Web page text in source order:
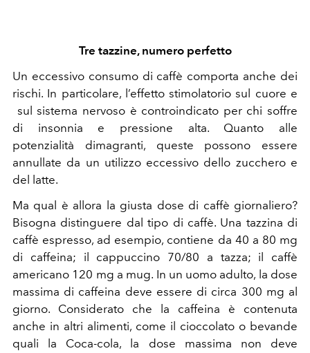
Tre tazzine, numero perfetto
Un eccessivo consumo di caffè comporta anche dei
rischi. In particolare, l’effetto stimolatorio sul cuore e
sul sistema nervoso è controindicato per chi soffre
di insonnia e pressione alta. Quanto alle
potenzialità dimagranti, queste possono essere
annullate da un utilizzo eccessivo dello zucchero e
del latte.
Ma qual è allora la giusta dose di caffè giornaliero?
Bisogna distinguere dal tipo di caffè. Una tazzina di
caffè espresso, ad esempio, contiene da 40 a 80 mg
di caffeina; il cappuccino 70/80 a tazza; il caffè
americano 120 mg a mug. In un uomo adulto, la dose
massima di caffeina deve essere di circa 300 mg al
giorno. Considerato che la caffeina è contenuta
anche in altri alimenti, come il cioccolato o bevande
quali la Coca-cola, la dose massima non deve